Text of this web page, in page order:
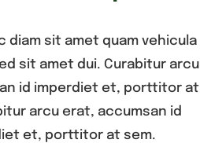
diam sit amet quam vehicula
sit amet dui. Curabitur arcu
id imperdiet et, porttitor at
arcu erat, accumsan id
et, porttitor at sem.